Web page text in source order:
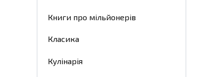
Книги про мільйонерів
Класика
Кулінарія